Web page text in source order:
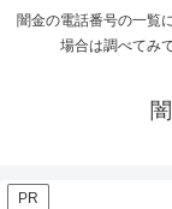
闇金の電話番号の一覧
場合は調べてみ
PR